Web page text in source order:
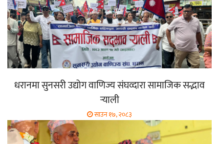
धरानमा सुनसरी उद्योग वाणिज्य संघव्दारा सामाजिक सद्भाव
र्‍याली
साउन १७, २०८३